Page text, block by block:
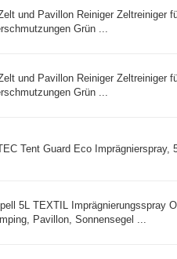
und Pavillon Reiniger Zeltreiniger
Grün ...
und Pavillon Reiniger Zeltreiniger
Grün ...
Tent Guard Eco Imprägnierspray,
5L TEXTIL Imprägnierungsspray
Pavillon, Sonnensegel ...